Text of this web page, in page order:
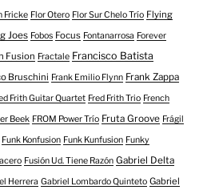
Fricke Flor Otero Flor Sur Chelo Trío Flying
Joes Fobos Focus Fontanarrosa Forever
Fusion Fractale Francisco Batista
Bruschini Frank Emilio Flynn Frank Zappa
Frith Guitar Quartet Fred Frith Trio French
Beek FROM Power Trío Fruta Groove Frágil
Funk Konfusion Funk Kunfusion Funky
Fusión Ud. Tiene Razón Gabriel Delta
Herrera Gabriel Lombardo Quinteto Gabriel